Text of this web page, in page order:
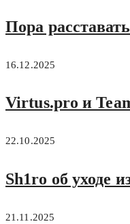
Пора
16.12.2025
Virtus.pro и
22.10.2025
Sh1ro об уходе
21.11.2025